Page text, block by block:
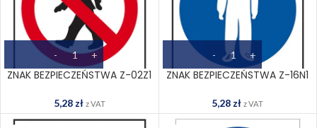
ZNAK BEZPIECZEŃSTWA Z-02Z1
5,28 zł z VAT
ZNAK BEZPIECZEŃSTWA Z-16N1
5,28 zł z VAT